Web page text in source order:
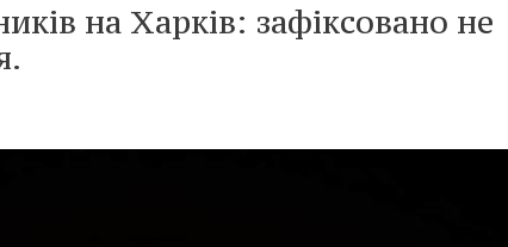
на Харків: зафіксовано не